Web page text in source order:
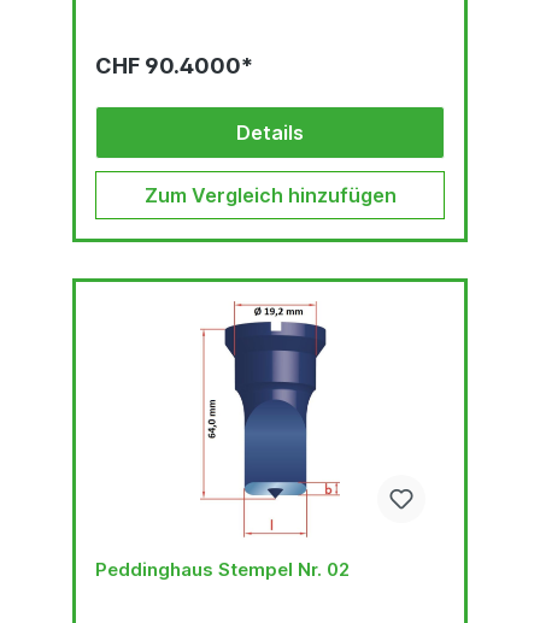
CHF 90.4000*
Details
Zum Vergleich hinzufügen
Peddinghaus Stempel Nr. 02